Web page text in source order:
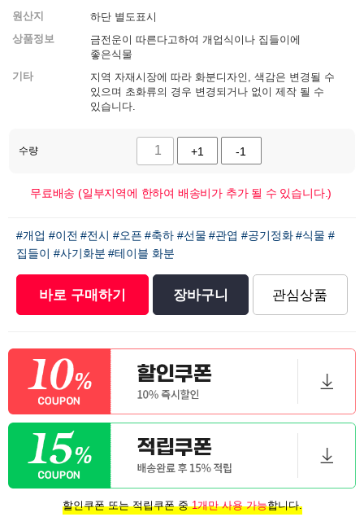
원산지
하단 별도표시
상품정보
금전운이 따른다고하여 개업식이나 집들이에
좋은식물
기타
지역 자재시장에 따라 화분디자인, 색감은 변경될 수
있으며 초화류의 경우 변경되거나 없이 제작 될 수
있습니다.
수량 +1 -1
무료배송 (일부지역에 한하여 배송비가 추가 될 수 있습니다.)
#개업 #이전 #전시 #오픈 #축하 #선물 #관엽 #공기정화 #식물 #
집들이 #사기화분 #테이블 화분
바로 구매하기 장바구니 관심상품
할인쿠폰 또는 적립쿠폰 중1개만 사용 가능합니다.